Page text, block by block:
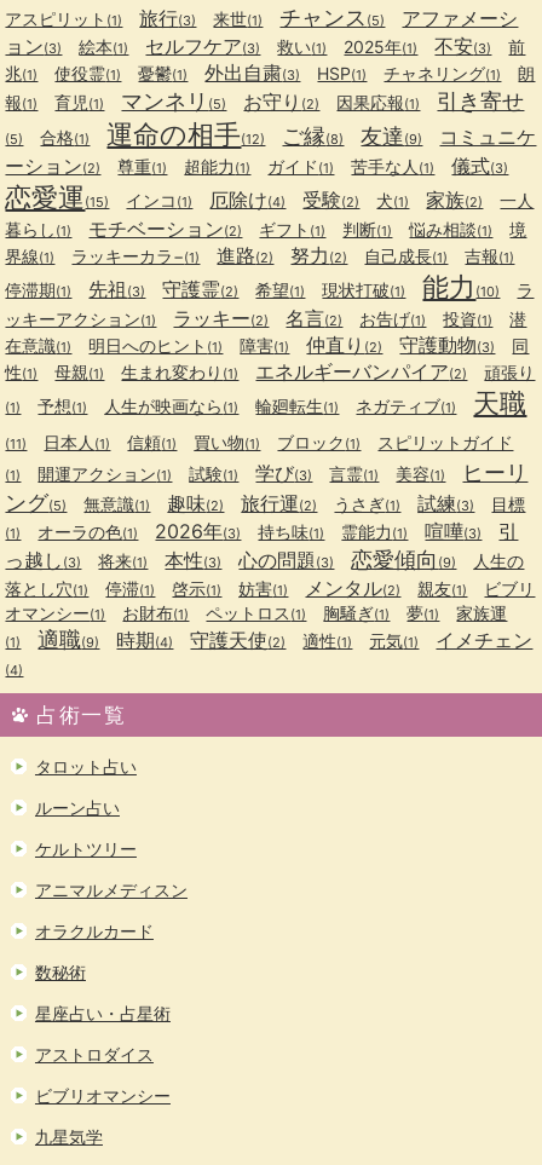
アスピリット (1) 旅行(3) 来世(1) チャンス (5)
アファメーシ
ョン(3) 絵本(1) セルフケア(3) 救い(1) 2025年(1) 不安(3)
前
兆(1) 使役霊(1) 憂鬱(1) 外出自粛(3) HSP(1) チャネリング(1)
朗
報(1) 育児 (1) マンネリ (5) お守り (2) 因果応報(1) 引き寄せ
(5) 合格(1) 運命の相手(12) ご縁(8) 友達 (9)
コミュニケ
ーション(2) 尊重(1) 超能力 (1) ガイド (1) 苦手な人 (1) 儀式(3)
恋愛運 (15) インコ (1) 厄除け(4) 受験(2) 犬(1) 家族(2)
一人
暮らし (1) モチベーション(2) ギフト (1) 判断(1) 悩み相談(1)
境
界線(1) ラッキーカラ−(1) 進路(2) 努力 (2) 自己成長(1) 吉報(1)
停滞期(1) 先祖 (3) 守護霊(2) 希望(1) 現状打破(1) 能力 (10)
ラ
ッキーアクション(1) ラッキー(2) 名言(2) お告げ(1) 投資(1)
潜
在意識(1) 明日へのヒント (1) 障害(1) 仲直り (2) 守護動物(3)
同
性(1) 母親(1) 生まれ変わり (1) エネルギーバンパイア(2) 頑張り
(1) 予想(1) 人生が映画なら (1) 輪廻転生(1) ネガティブ(1) 天職
(11) 日本人 (1) 信頼(1) 買い物(1) ブロック (1) スピリットガイド
(1) 開運アクション(1) 試験(1) 学び(3) 言霊(1) 美容(1)
ヒーリ
ング(5) 無意識(1) 趣味(2) 旅行運(2) うさぎ(1) 試練(3) 目標
(1) オーラの色(1) 2026年(3) 持ち味(1) 霊能力 (1) 喧嘩(3)
引
っ越し (3) 将来(1) 本性(3) 心の問題 (3) 恋愛傾向 (9)
人生の
落とし穴(1) 停滞(1) 啓示(1) 妨害(1) メンタル(2) 親友(1)
ビブリ
オマンシー(1) お財布(1) ペットロス (1) 胸騒ぎ(1) 夢(1) 家族運
(1) 適職(9) 時期(4) 守護天使(2) 適性(1) 元気(1) イメチェン
(4)
占術一覧
タロット占い
ルーン占い
ケルトツリー
アニマルメディスン
オラクルカード
数秘術
星座占い・占星術
アストロダイス
ビブリオマンシー
九星気学